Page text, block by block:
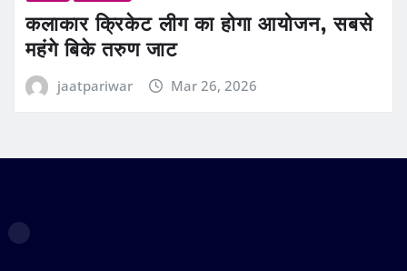
कलाकार क्रिकेट लीग का होगा आयोजन, सबसे
महंगे बिके तरुण जाट
jaatpariwar Mar 26, 2026